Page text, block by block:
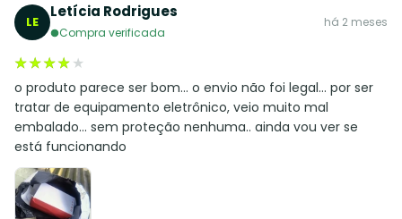
LE
Letícia Rodrigues
Compra verificada
há 2 meses
★★★★★
★★★★★
o produto parece ser bom... o envio não foi legal... por ser
tratar de equipamento eletrônico, veio muito mal
embalado... sem proteção nenhuma.. ainda vou ver se
está funcionando